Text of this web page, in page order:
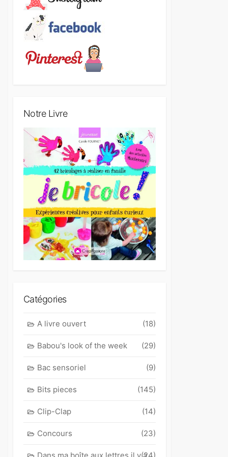
Notre Livre
Catégories
A livre ouvert (18)
Babou's look of the week (29)
Bac sensoriel (9)
Bits pieces (145)
Clip-Clap (14)
Concours (23)